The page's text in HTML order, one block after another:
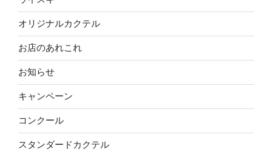
オリジナルカクテル
お店のあれこれ
お知らせ
キャンペーン
コンクール
スタンダードカクテル